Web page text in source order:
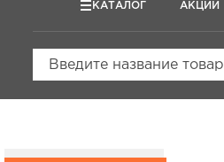
КАТАЛОГ АКЦИИ
Введите название